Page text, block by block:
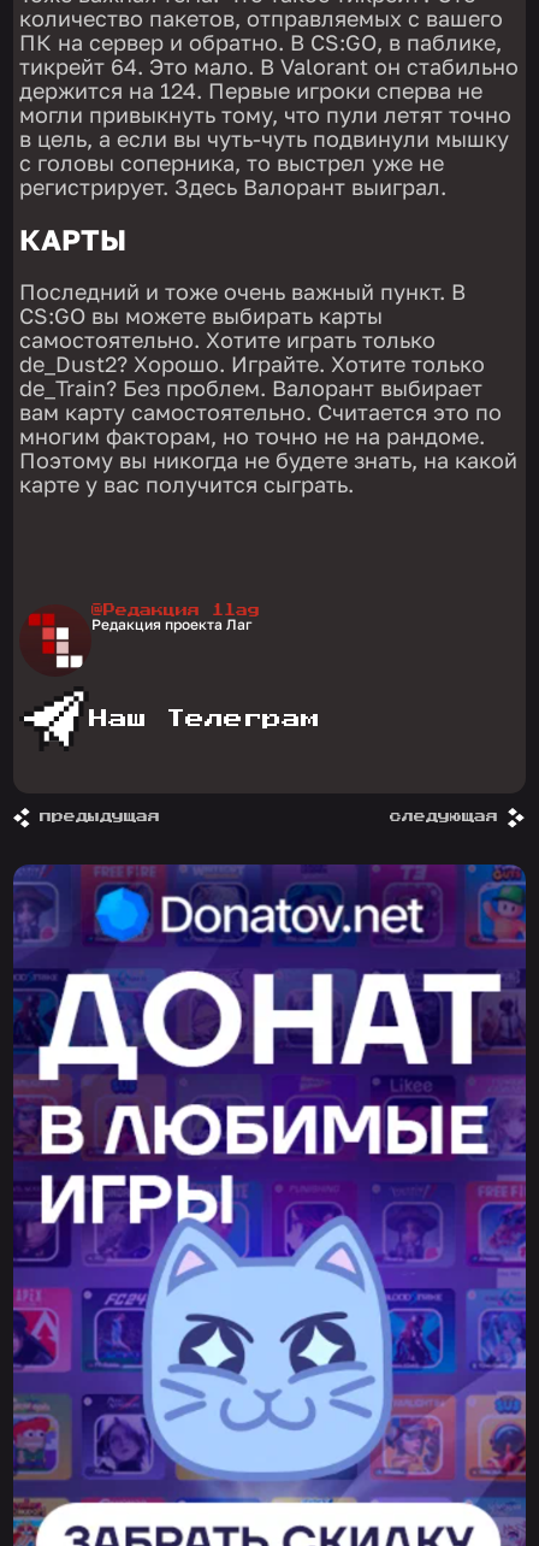
количество пакетов, отправляемых с вашего
ПК на сервер и обратно. В CS:GO, в паблике,
тикрейт 64. Это мало. В Valorant он стабильно
держится на 124. Первые игроки сперва не
могли привыкнуть тому, что пули летят точно
в цель, а если вы чуть-чуть подвинули мышку
с головы соперника, то выстрел уже не
регистрирует. Здесь Валорант выиграл.
КАРТЫ
Последний и тоже очень важный пункт. В
CS:GO вы можете выбирать карты
самостоятельно. Хотите играть только
de_Dust2? Хорошо. Играйте. Хотите только
de_Train? Без проблем. Валорант выбирает
вам карту самостоятельно. Считается это по
многим факторам, но точно не на рандоме.
Поэтому вы никогда не будете знать, на какой
карте у вас получится сыграть.
@Редакция 1lag
Редакция проекта Лаг
Наш Телеграм
предыдущая следующая